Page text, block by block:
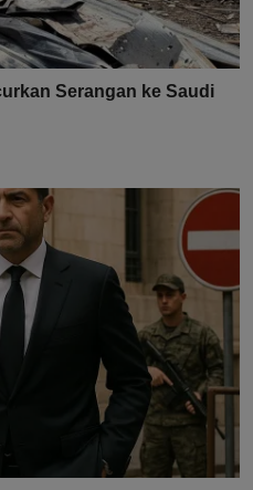
Serangan ke Saudi